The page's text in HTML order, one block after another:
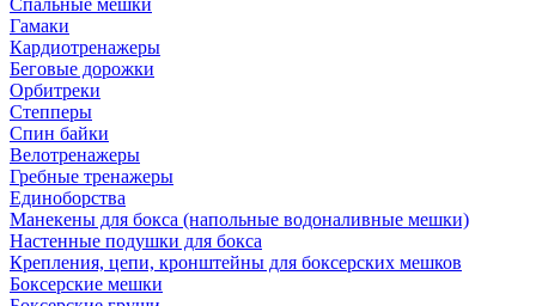
Спальные мешки
Гамаки
Кардиотренажеры
Беговые дорожки
Орбитреки
Степперы
Спин байки
Велотренажеры
Гребные тренажеры
Единоборства
Манекены для бокса (напольные водоналивные мешки)
Настенные подушки для бокса
Крепления, цепи, кронштейны для боксерских мешков
Боксерские мешки